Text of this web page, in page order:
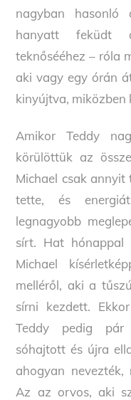
nagyban hasonló
hanyatt feküdt
teknősééhez – róla
aki vagy egy órán
kinyújtva,
Amikor Teddy
körülöttük az
Michael csak
tette, és
legnagyobb
sírt. Hat hónappal
Michael
melléről, aki a
sírni kezdett.
Teddy pedig pár
sóhajtott és újra
ahogyan nevezték,
Az az orvos, aki